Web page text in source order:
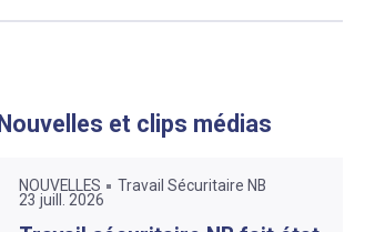
Nouvelles et clips médias
NOUVELLES
Travail Sécuritaire NB
23 juill. 2026